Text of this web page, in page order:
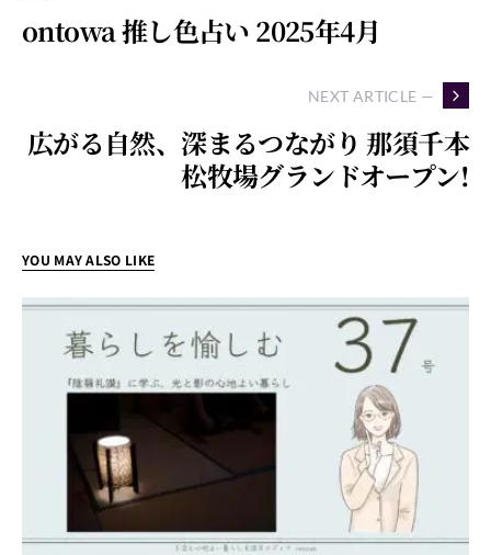
ontowa 推し色占い 2025年4月
NEXT ARTICLE —
広がる自然、深まるつながり 那須千本
松牧場グランドオープン!
YOU MAY ALSO LIKE